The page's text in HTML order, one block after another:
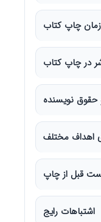
چاپ کتاب
در چاپ کتاب
حقوق نویسنده
اهداف مختلف
قبل از چاپ
اشتباهات رایج